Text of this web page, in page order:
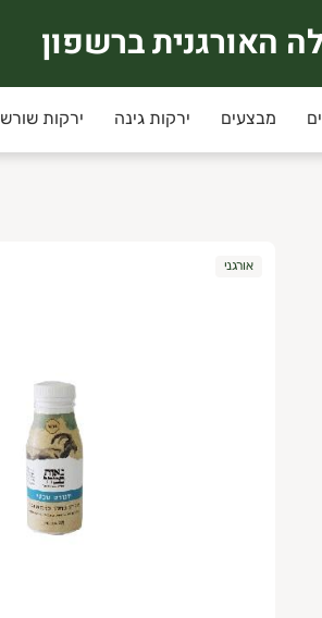
ברשפון
האורגנית ברשפון
מבצעים ירקות גינה ירקות שורש
אורגני